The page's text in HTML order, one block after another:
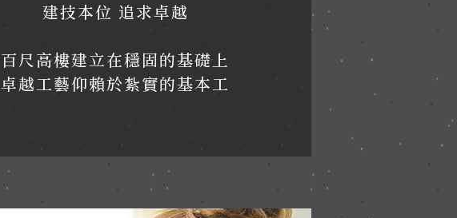
建技本位 追求卓越
百尺高樓建立在穩固的基礎上
卓越工藝仰賴於紮實的基本工